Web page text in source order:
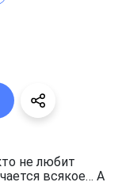
не любит
всякое… А